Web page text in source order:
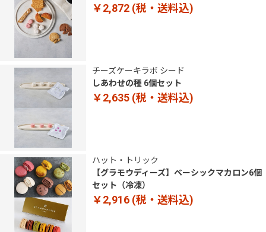
￥2,872 (税・送料込)
チーズケーキラボ シード
しあわせの種 6個セット
￥2,635 (税・送料込)
ハット・トリック
【グラモウディーズ】ベーシックマカロン6個
セット（冷凍）
￥2,916 (税・送料込)